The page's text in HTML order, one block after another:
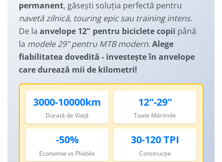
Lumini Spate
Cosuri pentru Biciclete
Ghidoline
Huse Șa
Mansoane
Pedale
Pedale SPD
Accesorii Pedale
Borsete si Genti
Protectii Cadru
Lanturi
ZA Missinglink
Solutii Tubeless
Spacere/Axe Butuci/Rulmenti
Cabluri
Camere de bicicleta
Accesorii Camere
Capete Cablu si Manta
Accesorii Frane Hidraulice
Manusi
Ochelari
permanent, găsești soluția perfectă pentru
navetă zilnică, touring epic sau training intens.
De la anvelope 12" pentru biciclete copii până
la modele 29" pentru MTB modern. Alege
fiabilitatea dovedită - investește în anvelope
care durează mii de kilometri!
3000-10000km
Durată de Viață
12"-29"
Toate Mărimile
-50%
Economie vs Pliabile
30-120 TPI
Construcție